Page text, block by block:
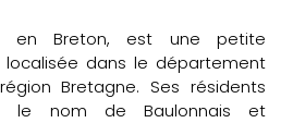
en Breton, est une petite
localisée dans le département
Bretagne. Ses résidents
le nom de Baulonnais et